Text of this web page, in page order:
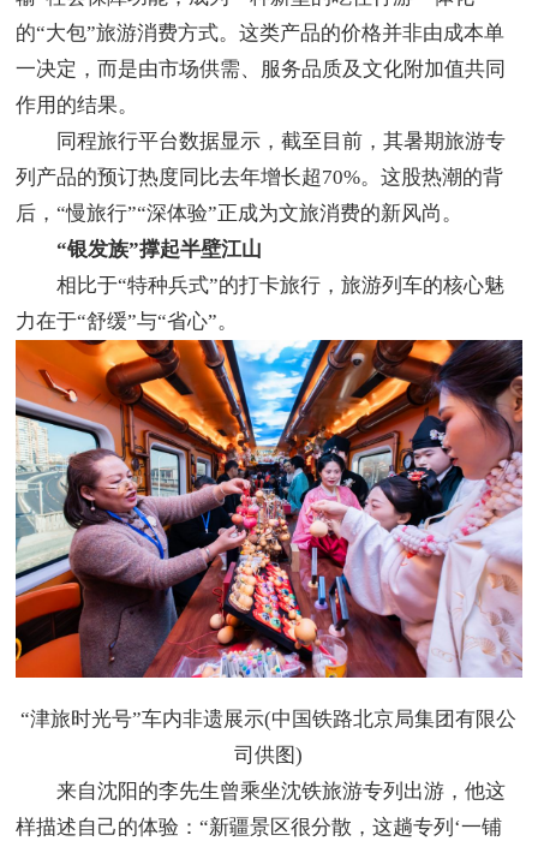
的“大包”旅游消费方式。这类产品的价格并非由成本单
一决定，而是由市场供需、服务品质及文化附加值共同
作用的结果。
同程旅行平台数据显示，截至目前，其暑期旅游专
列产品的预订热度同比去年增长超70%。这股热潮的背
后，“慢旅行”“深体验”正成为文旅消费的新风尚。
“银发族”撑起半壁江山
相比于“特种兵式”的打卡旅行，旅游列车的核心魅
力在于“舒缓”与“省心”。
“津旅时光号”车内非遗展示(中国铁路北京局集团有限公
司供图)
来自沈阳的李先生曾乘坐沈铁旅游专列出游，他这
样描述自己的体验：“新疆景区很分散，这趟专列‘一铺